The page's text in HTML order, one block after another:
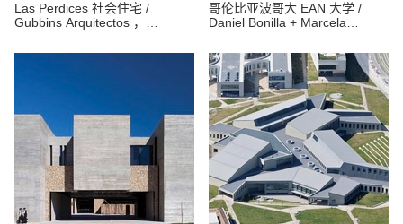
Las Perdices 社会住宅 /
Gubbins Arquitectos ，
哥伦比亚波哥大 EAN 大学 /
Daniel Bonilla + Marcela